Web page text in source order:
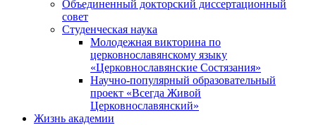
Объединенный докторский диссертационный
совет
Студенческая наука
Молодежная викторина по
церковнославянскому языку
«Церковнославянские Состязания»
Научно-популярный образовательный
проект «Всегда Живой
Церковнославянский»
Жизнь академии